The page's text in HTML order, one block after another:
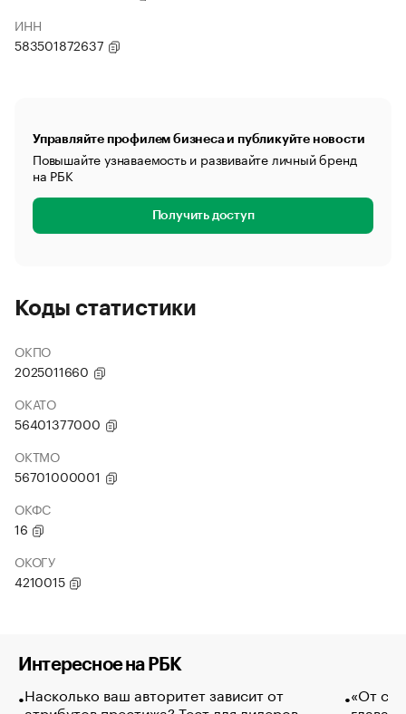
ИНН
583501872637
Управляйте профилем бизнеса и публикуйте новости
Повышайте узнаваемость и развивайте личный бренд
на РБК
Получить доступ
Коды статистики
ОКПО
2025011660
ОКАТО
56401377000
ОКТМО
56701000001
ОКФС
16
ОКОГУ
4210015
Интересное на РБК
Насколько ваш авторитет зависит от
«От